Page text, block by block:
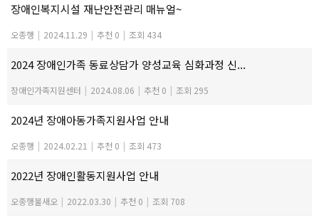
장애인복지시설 재난안전관리 매뉴얼~
오종행 | 2024.11.29 | 추천 0 | 조회 434
2024 장애인가족 동료상담가 양성교육 심화과정 신...
장애인가족지원센터 | 2024.08.06 | 추천 0 | 조회 295
2024년 장애아동가족지원사업 안내
오종행 | 2024.02.21 | 추천 0 | 조회 473
2022년 장애인활동지원사업 안내
오종행불새오 | 2022.03.30 | 추천 0 | 조회 708